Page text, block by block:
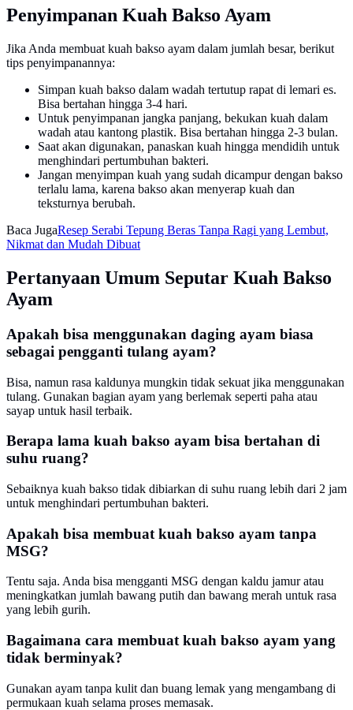
Penyimpanan Kuah Bakso Ayam
Jika Anda membuat kuah bakso ayam dalam jumlah besar, berikut
tips penyimpanannya:
Simpan kuah bakso dalam wadah tertutup rapat di lemari es.
Bisa bertahan hingga 3-4 hari.
Untuk penyimpanan jangka panjang, bekukan kuah dalam
wadah atau kantong plastik. Bisa bertahan hingga 2-3 bulan.
Saat akan digunakan, panaskan kuah hingga mendidih untuk
menghindari pertumbuhan bakteri.
Jangan menyimpan kuah yang sudah dicampur dengan bakso
terlalu lama, karena bakso akan menyerap kuah dan
teksturnya berubah.
Baca JugaResep Serabi Tepung Beras Tanpa Ragi yang Lembut,
Nikmat dan Mudah Dibuat
Pertanyaan Umum Seputar Kuah Bakso
Ayam
Apakah bisa menggunakan daging ayam biasa
sebagai pengganti tulang ayam?
Bisa, namun rasa kaldunya mungkin tidak sekuat jika menggunakan
tulang. Gunakan bagian ayam yang berlemak seperti paha atau
sayap untuk hasil terbaik.
Berapa lama kuah bakso ayam bisa bertahan di
suhu ruang?
Sebaiknya kuah bakso tidak dibiarkan di suhu ruang lebih dari 2 jam
untuk menghindari pertumbuhan bakteri.
Apakah bisa membuat kuah bakso ayam tanpa
MSG?
Tentu saja. Anda bisa mengganti MSG dengan kaldu jamur atau
meningkatkan jumlah bawang putih dan bawang merah untuk rasa
yang lebih gurih.
Bagaimana cara membuat kuah bakso ayam yang
tidak berminyak?
Gunakan ayam tanpa kulit dan buang lemak yang mengambang di
permukaan kuah selama proses memasak.